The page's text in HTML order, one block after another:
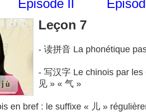
Episode II
Leçon 7
- 读拼音 La phonétique
- 写汉字 Le chinois par
见 » « 气 »
en bref : le suffixe « 儿 »